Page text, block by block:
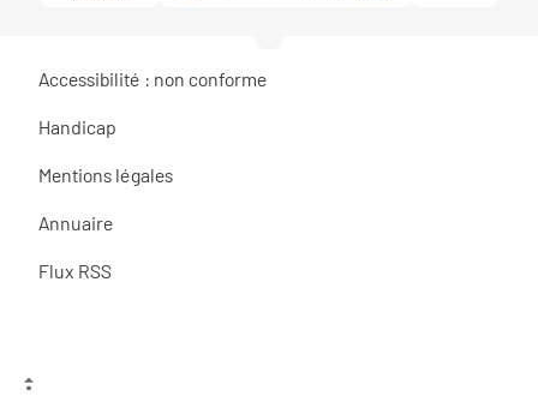
Accessibilité : non conforme
Handicap
Mentions légales
Annuaire
Flux RSS